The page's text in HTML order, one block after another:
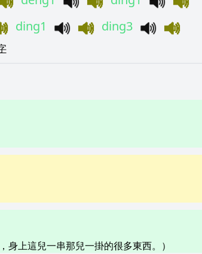
ding1 ding3
上這兒一串那兒一掛的很多東西。）